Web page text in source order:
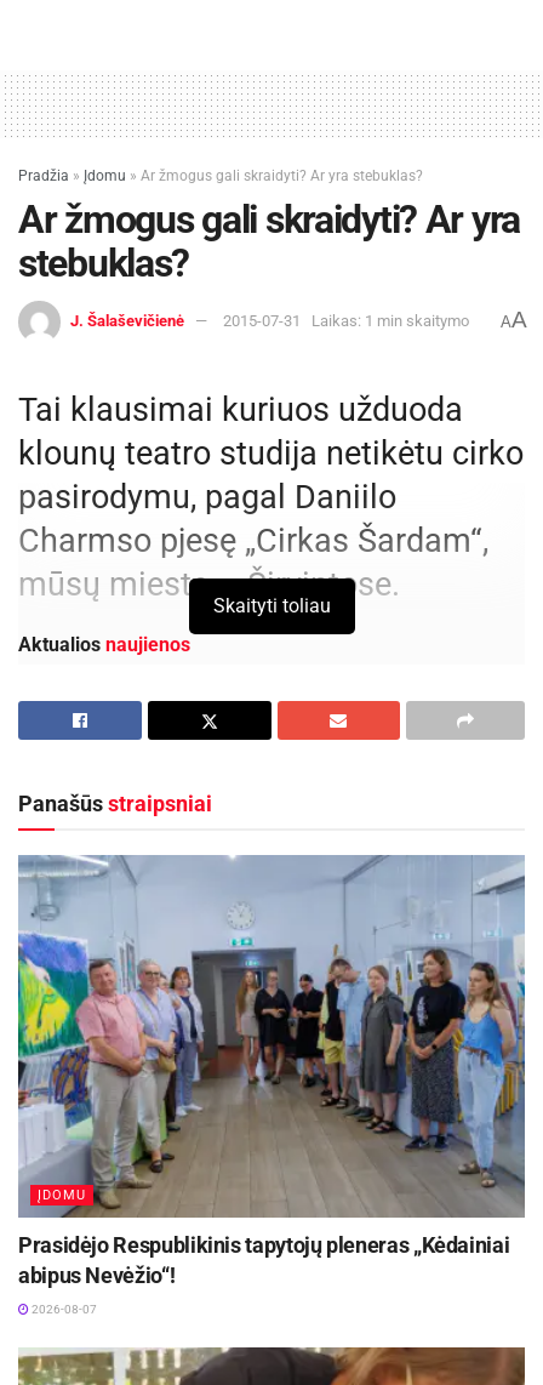
Pradžia » Įdomu » Ar žmogus gali skraidyti? Ar yra stebuklas?
Ar žmogus gali skraidyti? Ar yra
stebuklas?
J. Šalaševičienė 2015-07-31 Laikas: 1 min skaitymo AA
Tai klausimai kuriuos užduoda
klounų teatro studija netikėtu cirko
pasirodymu, pagal Daniilo
Charmso pjesę „Cirkas Šardam“,
mūsų mieste – Širvintose.
Aktualios naujienos
Netrukus Zarasuose – aktorinio meistriškumo
kursai su aktore Emilija Latėnaite
Kviečiama dalyvauti visoje Lietuvoje
Skaityti toliau
Panašūsstraipsniai
ĮDOMU
Prasidėjo Respublikinis tapytojų pleneras „Kėdainiai
abipus Nevėžio“!
2026-08-07